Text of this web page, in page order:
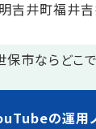
吉井町福井
市ならどこ
の運用